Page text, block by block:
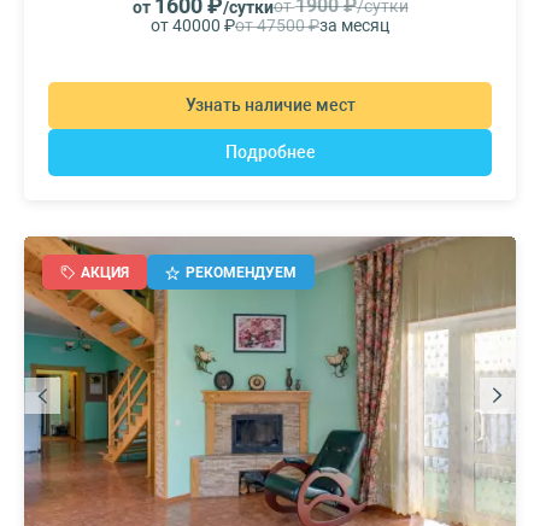
от 1600 ₽/суткиот1900 ₽/сутки
от 40000 ₽от 47500 ₽за месяц
Узнать наличие мест
Подробнее
АКЦИЯ РЕКОМЕНДУЕМ